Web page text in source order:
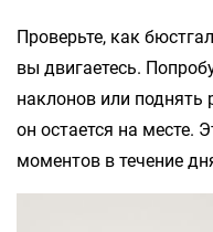
Проверьте, как
вы двигаетесь.
наклонов или поднять
он остается на месте.
моментов в течение